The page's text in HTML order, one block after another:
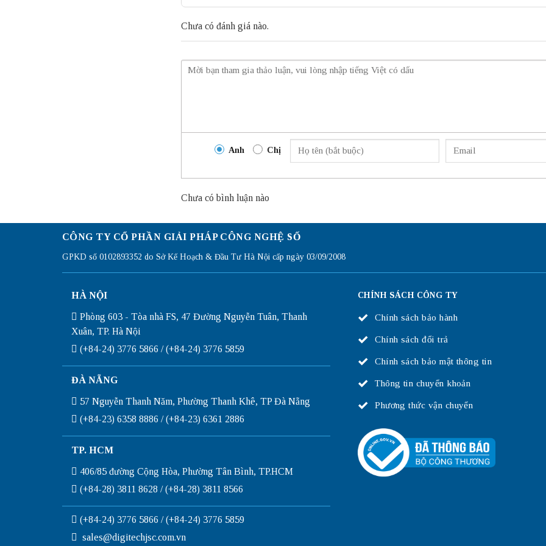
Chưa có đánh giá nào.
Anh Chị
Chưa có bình luận nào
CÔNG TY CỔ PHẦN GIẢI PHÁP CÔNG NGHỆ SỐ
GPKD số 0102893352 do Sở Kế Hoạch & Đầu Tư Hà Nội cấp ngày 03/09/2008
HÀ NỘI
Phòng 603 - Tòa nhà FS, 47 Đường Nguyễn Tuân, Thanh
Xuân, TP. Hà Nội
(+84-24) 3776 5866 / (+84-24) 3776 5859
ĐÀ NẴNG
57 Nguyễn Thanh Năm, Phường Thanh Khê, TP Đà Nẵng
(+84-23) 6358 8886 / (+84-23) 6361 2886
TP. HCM
406/85 đường Cộng Hòa, Phường Tân Bình, TP.HCM
(+84-28) 3811 8628 / (+84-28) 3811 8566
(+84-24) 3776 5866 / (+84-24) 3776 5859
sales@digitechjsc.com.vn
CHÍNH SÁCH CÔNG TY
Chính sách bảo hành
Chính sách đổi trả
Chính sách bảo mật thông tin
Thông tin chuyển khoản
Phương thức vận chuyển